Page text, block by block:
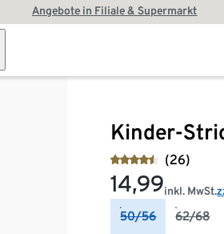
Angebote in Filiale & Supermarkt
Kinder-
(26)
14,99inkl. MwSt.
50/56 62/68